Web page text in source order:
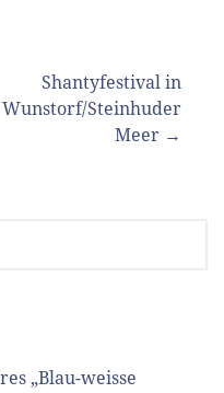
Shantyfestival in
Wunstorf/Steinhuder
Meer →
„Blau-weisse